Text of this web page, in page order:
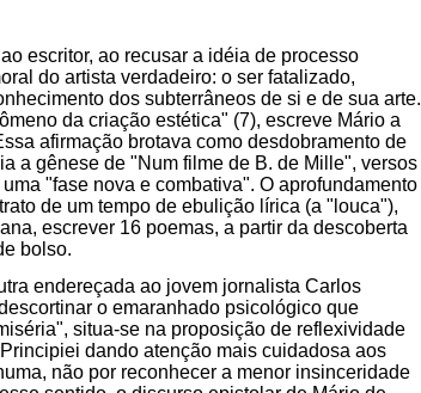
escritor, ao recusar a idéia de processo
do artista verdadeiro: o ser fatalizado,
dos subterrâneos de si e de sua arte.
da criação estética" (7), escreve Mário a
afirmação brotava como desdobramento de
a gênese de "Num filme de B. de Mille", versos
"fase nova e combativa". O aprofundamento
de um tempo de ebulição lírica (a "louca"),
escrever 16 poemas, a partir da descoberta
bolso.
endereçada ao jovem jornalista Carlos
o emaranhado psicológico que
situa-se na proposição de reflexividade
dando atenção mais cuidadosa aos
não por reconhecer a menor insinceridade